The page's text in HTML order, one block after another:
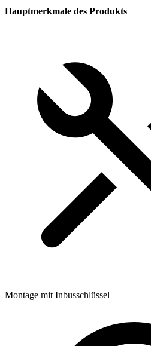
Hauptmerkmale des Produkts
Montage mit Inbusschlüssel